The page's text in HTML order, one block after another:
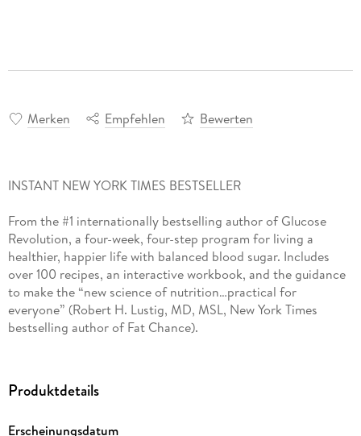
Merken Empfehlen Bewerten
INSTANT NEW YORK TIMES BESTSELLER
From the #1 internationally bestselling author of Glucose
Revolution, a four-week, four-step program for living a
healthier, happier life with balanced blood sugar. Includes
over 100 recipes, an interactive workbook, and the guidance
to make the “new science of nutrition…practical for
everyone” (Robert H. Lustig, MD, MSL, New York Times
bestselling author of Fat Chance).
addiction? Do you sometimes wake up in the morning feeling
unable to face the day? Most of the population is stuck on a
Produktdetails
Erscheinungsdatum